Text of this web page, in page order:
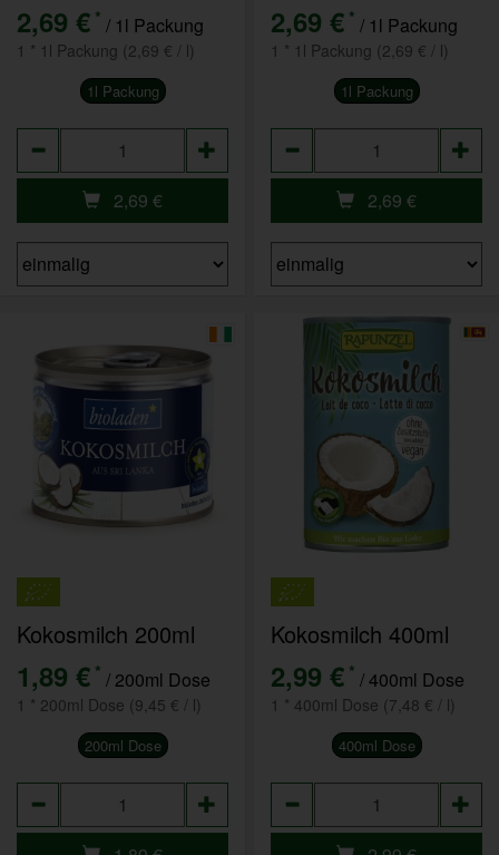
2,69 € * / 1l Packung
1 * 1l Packung (2,69 € / l)
1l Packung
2,69 €
2,69 € * / 1l Packung
1 * 1l Packung (2,69 € / l)
1l Packung
2,69 €
Kokosmilch 200ml
1,89 € * / 200ml Dose
1 * 200ml Dose (9,45 € / l)
200ml Dose
Kokosmilch 400ml
2,99 € * / 400ml Dose
1 * 400ml Dose (7,48 € / l)
400ml Dose